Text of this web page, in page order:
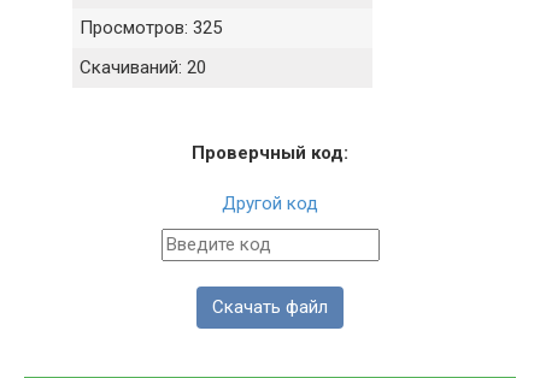
Просмотров: 325
Скачиваний: 20
Проверчный код:
Другой код